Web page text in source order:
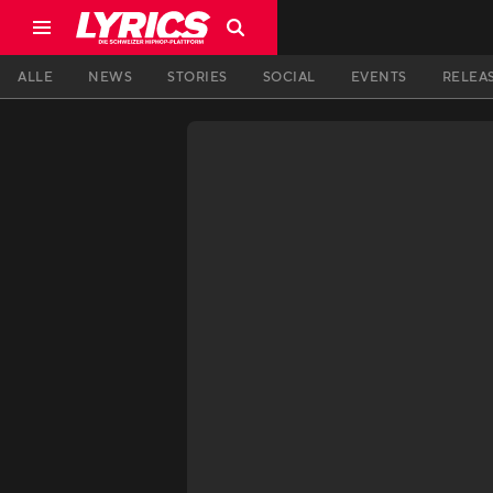
ALLE NEWS STORIES SOCIAL EVENTS